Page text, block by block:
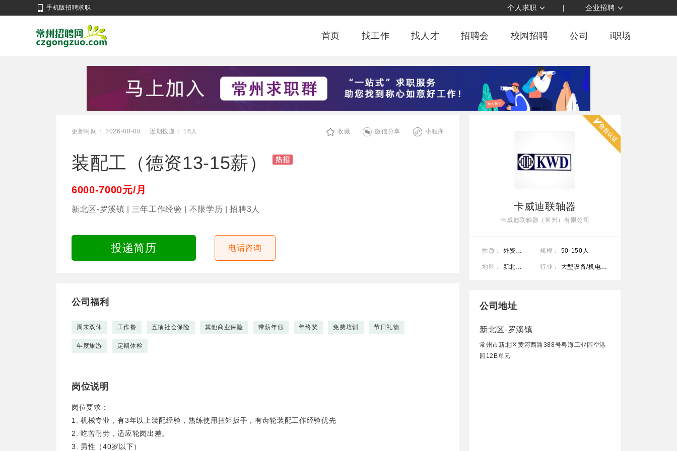
手机版招聘求职 个人求职 | 企业招聘
首页 找工作 找人才 招聘会 校园招聘 公司 i职场
近期投递： 16人
更新时间： 2026-08-08 收藏 微信分享 小程序
装配工（德资13-15薪）
6000-7000元/月
新北区-罗溪镇 | 三年工作经验 | 不限学历 | 招聘3人
投递简历 电话咨询
公司福利
周末双休 工作餐 五项社会保险 其他商业保险 带薪年假 年终奖 免费培训 节日礼物
年度旅游 定期体检
岗位说明
岗位要求：
1. 机械专业，有3年以上装配经验，熟练使用扭矩扳手，有齿轮装配工作经验优先
2. 吃苦耐劳，适应轮岗出差。
3. 男性（40岁以下）
卡威迪联轴器
卡威迪联轴器（常州）有限公司
性质： 外资企业 规模： 50-150人
地区： 新北区-罗溪镇 行业： 大型设备/机电设备/重工业/贸易/进出口/加工制造（原料加工/模具）
公司地址
新北区-罗溪镇
常州市新北区黄河西路388号粤海工业园空港
园12B单元